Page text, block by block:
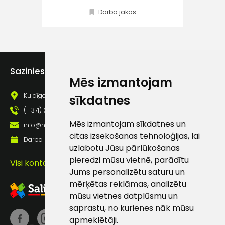
Mēs izmantojam
sīkdatnes
Mēs izmantojam sīkdatnes un
citas izsekošanas tehnoloģijas, lai
uzlabotu Jūsu pārlūkošanas
pieredzi mūsu vietnē, parādītu
Jums personalizētu saturu un
mērķētas reklāmas, analizētu
mūsu vietnes datplūsmu un
saprastu, no kurienes nāk mūsu
apmeklētāji.
Darba jakas
Sazinies ar mums
Kuldīgas iela 69a, Saldus, Saldus nov., LV - 3801
(+ 371) 63 881 186
info@hards.lv
Darba laiks: Darbadienās: 8:00 - 17:00
Visi kontakti
(+371) 63 881